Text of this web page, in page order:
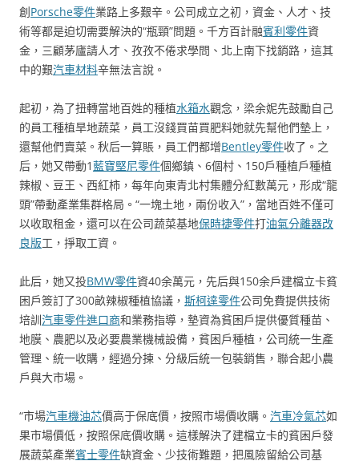
創Porsche零件業路上多艱辛。公司成立之初，資金、人才、技
術等都是迫切需要解決的“瓶頸”問題。千方百計融賓利零件資
金，三顧茅廬請人才、孜孜不倦求學問、北上南下找銷路，這其
中的艱汽車材料辛無法言說。
起初，為了扭轉當地百姓的種植水箱水觀念，梁余妮先鼓勵自己
的員工種植旱地蔬菜，員工沒錢買苗買肥料她就先幫他們墊上，
還幫他們賣菜。秋后一算賬，員工們都增Bentley零件收了。之
后，她又帶動1藍寶堅尼零件個鄉鎮、6個村、150戶種植戶種植
辣椒、豆王、西紅柿，每年向東青北村集體分紅數萬元，形成“龍
頭”帶動產業集群格局。“一塊土地，兩份收入”，當地百姓不僅可
以收取租金，還可以在公司蔬菜基地保時捷零件打油氣分離器改
良版工，掙取工資。
此后，她又投BMW零件資40余萬元，先后與150余戶建檔立卡貧
困戶簽訂了300畝辣椒種植協議， 斯柯達零件公司免費提供技術
培訓汽車零件進口商和業務指導，墊資為貧困戶提供優質種苗、
地膜、農肥以及必要農業機械設備，貧困戶種植，公司統一生產
管理、統一收購，經過分揀、分級后統一包裝銷售，聯合起小農
戶與大市場。
“市場汽車機油芯價高于保底價，按照市場價收購。 汽車冷氣芯如
果市場價低，按照保底價收購。這樣解決了建檔立卡的貧困戶發
展蔬菜產業賓士零件缺資金、少技術難題，把風險留給公司基